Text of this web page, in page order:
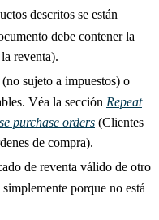
descritos se están
debe contener la
reventa).
sujeto a impuestos) o
Véa la sección Repeat
purchase orders (Clientes
de compra).
de reventa válido de otro
porque no está